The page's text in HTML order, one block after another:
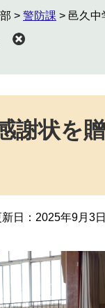
> 警防課 > 邑久中
謝状を
新日：2025年9月3